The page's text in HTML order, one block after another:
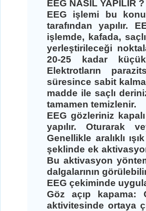
EEG NASIL YAPILIR ?
EEG işlemi bu
tarafından yapılır.
işlemde, kafada,
yerleştirileceği
20-25 kadar
Elektrotların
süresince sabit
madde ile saçlı
tamamen temizlenir.
EEG gözleriniz
yapılır. Oturarak
Genellikle aralıklı
şeklinde ek
Bu aktivasyon
dalgalarının
EEG çekiminde
Göz açıp kapama:
aktivitesinde ortaya